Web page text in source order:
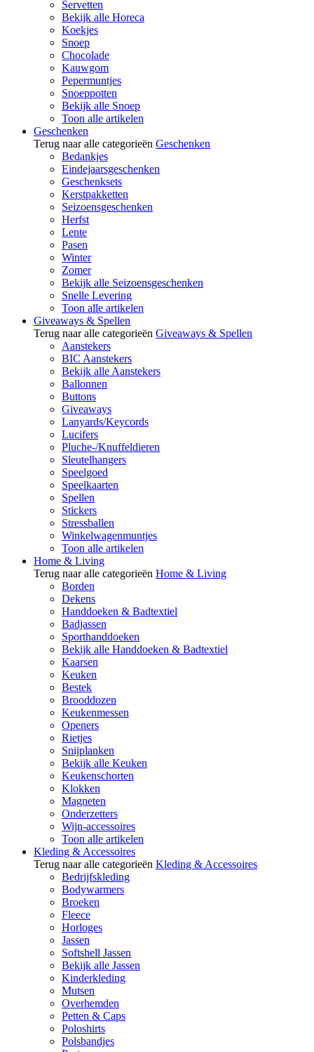
Servetten
Bekijk alle Horeca
Koekjes
Snoep
Chocolade
Kauwgom
Pepermuntjes
Snoeppotten
Bekijk alle Snoep
Toon alle artikelen
Geschenken
Terug naar alle categorieën Geschenken
Bedankjes
Eindejaarsgeschenken
Geschenksets
Kerstpakketten
Seizoensgeschenken
Herfst
Lente
Pasen
Winter
Zomer
Bekijk alle Seizoensgeschenken
Snelle Levering
Toon alle artikelen
Giveaways & Spellen
Terug naar alle categorieën Giveaways & Spellen
Aanstekers
BIC Aanstekers
Bekijk alle Aanstekers
Ballonnen
Buttons
Giveaways
Lanyards/Keycords
Lucifers
Pluche-/Knuffeldieren
Sleutelhangers
Speelgoed
Speelkaarten
Spellen
Stickers
Stressballen
Winkelwagenmuntjes
Toon alle artikelen
Home & Living
Terug naar alle categorieën Home & Living
Borden
Dekens
Handdoeken & Badtextiel
Badjassen
Sporthanddoeken
Bekijk alle Handdoeken & Badtextiel
Kaarsen
Keuken
Bestek
Brooddozen
Keukenmessen
Openers
Rietjes
Snijplanken
Bekijk alle Keuken
Keukenschorten
Klokken
Magneten
Onderzetters
Wijn-accessoires
Toon alle artikelen
Kleding & Accessoires
Terug naar alle categorieën Kleding & Accessoires
Bedrijfskleding
Bodywarmers
Broeken
Fleece
Horloges
Jassen
Softshell Jassen
Bekijk alle Jassen
Kinderkleding
Mutsen
Overhemden
Petten & Caps
Poloshirts
Polsbandjes